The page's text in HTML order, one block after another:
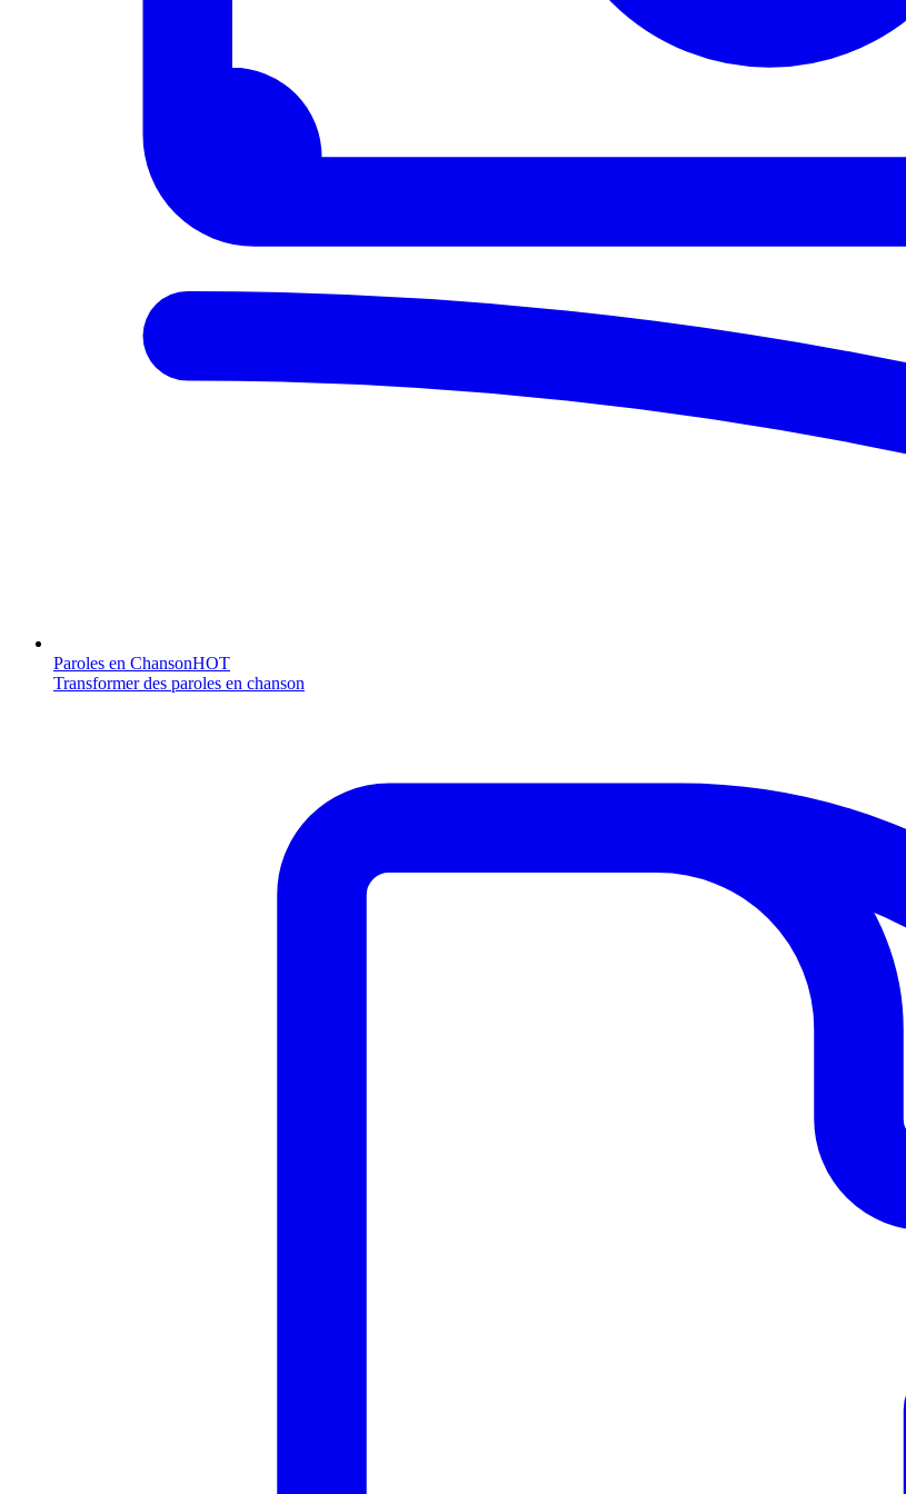
Paroles en ChansonHOT
Transformer des paroles en chanson